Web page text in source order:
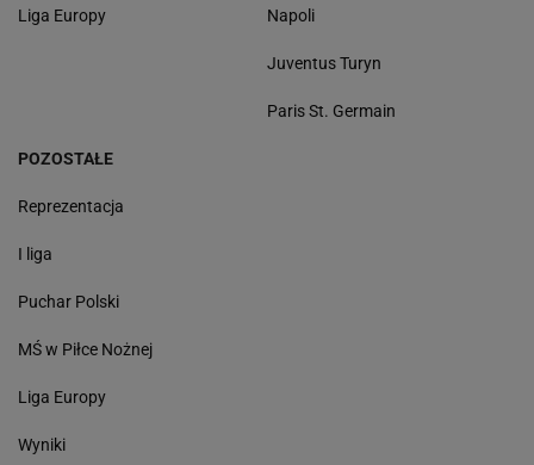
Liga Europy Napoli
Juventus Turyn
Paris St. Germain
POZOSTAŁE
Reprezentacja
I liga
Puchar Polski
MŚ w Piłce Nożnej
Liga Europy
Wyniki